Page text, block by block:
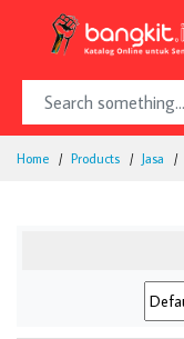
Home Products Jasa